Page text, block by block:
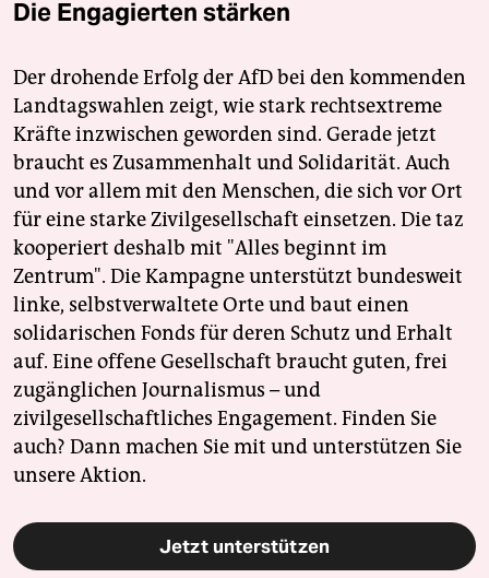
Die Engagierten stärken
Der drohende Erfolg der AfD bei den kommenden
Landtagswahlen zeigt, wie stark rechtsextreme
Kräfte inzwischen geworden sind. Gerade jetzt
braucht es Zusammenhalt und Solidarität. Auch
und vor allem mit den Menschen, die sich vor Ort
für eine starke Zivilgesellschaft einsetzen. Die taz
kooperiert deshalb mit "Alles beginnt im
Zentrum". Die Kampagne unterstützt bundesweit
linke, selbstverwaltete Orte und baut einen
solidarischen Fonds für deren Schutz und Erhalt
auf. Eine offene Gesellschaft braucht guten, frei
zugänglichen Journalismus – und
zivilgesellschaftliches Engagement. Finden Sie
auch? Dann machen Sie mit und unterstützen Sie
unsere Aktion.
Jetzt unterstützen